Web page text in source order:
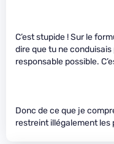
C’est stupide ! Sur le
dire que tu ne
responsable possible.
Donc de ce que je
restreint illégalement